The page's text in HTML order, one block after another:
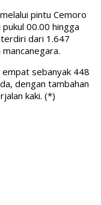
pintu Cemoro
00.00 hingga
dari 1.647
sebanyak 448
dengan tambahan
kaki. (*)